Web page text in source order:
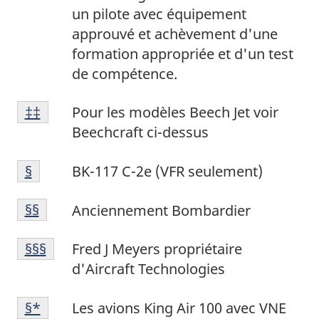
un pilote avec équipement
approuvé et achèvement d'une
formation appropriée et d'un test
de compétence.
Note
de
de
page
10
Pour les modèles Beech Jet voir
Beechcraft ci-dessus
Retour à la référence de la note de bas de
‡‡
Note
de
bas
de
page
11
BK-117 C-2e (VFR seulement)
Retour à la référence de la note de bas de
§
Note
de
bas
de
12
Anciennement Bombardier
Retour à laréférence de la note de bas de
§§
Note
de
de
Fred J Meyers propriétaire
d'Aircraft Technologies
Retour à la référence de la note de bas de
§§§
Note
Les avions King Air 100 avec VNE
Retour à la référence de la note de bas de
§*